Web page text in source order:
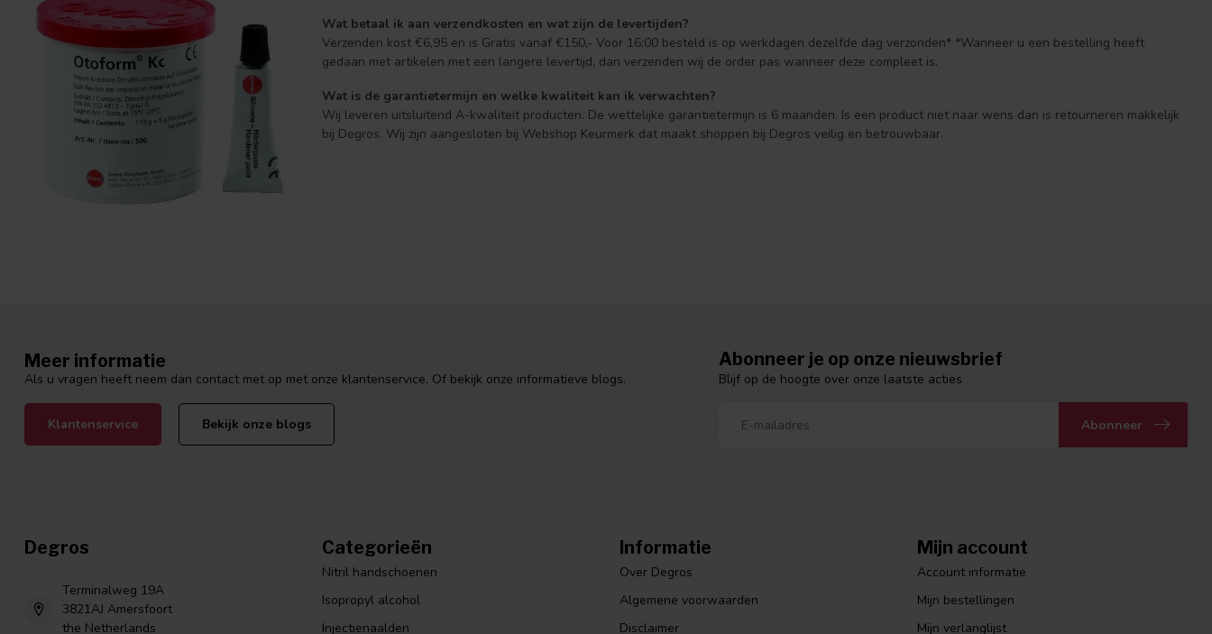
Wat betaal ik aan verzendkosten en wat zijn de levertijden?
Verzenden kost €6,95 en is Gratis vanaf €150,- Voor 16:00 besteld is op werkdagen dezelfde dag verzonden* *Wanneer u een bestelling heeft
gedaan met artikelen met een langere levertijd, dan verzenden wij de order pas wanneer deze compleet is.
Wat is de garantietermijn en welke kwaliteit kan ik verwachten?
Wij leveren uitsluitend A-kwaliteit producten. De wettelijke garantietermijn is 6 maanden. Is een product niet naar wens dan is retourneren makkelijk
bij Degros. Wij zijn aangesloten bij Webshop Keurmerk dat maakt shoppen bij Degros veilig en betrouwbaar.
Meer informatie
Als u vragen heeft neem dan contact met op met onze klantenservice. Of bekijk onze informatieve blogs.
Klantenservice Bekijk onze blogs
Abonneer je op onze nieuwsbrief
Blijf op de hoogte over onze laatste acties
Abonneer
Degros
Terminalweg 19A
3821AJ Amersfoort
the Netherlands
Categorieën
Nitril handschoenen
Isopropyl alcohol
Injectienaalden
Informatie
Over Degros
Algemene voorwaarden
Disclaimer
Mijn account
Account informatie
Mijn bestellingen
Mijn verlanglijst